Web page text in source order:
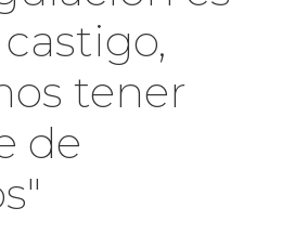
tener
de